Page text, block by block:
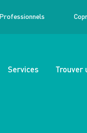
Professionnels
Services Trouver